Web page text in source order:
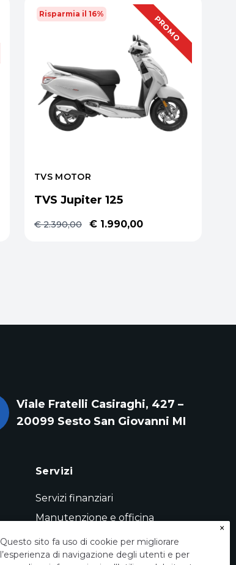
OFFERTA
PROMO
Risparmia il 16%
TVS MOTOR
TVS Jupiter 125
€ 2.390,00 € 1.990,00
Viale Fratelli Casiraghi, 427 –
20099 Sesto San Giovanni MI
Servizi
Servizi finanziari
Manutenzione e officina
Servizio pneumatici
Conto vendita
×
Questo sito fa uso di cookie per migliorare
l’esperienza di navigazione degli utenti e per